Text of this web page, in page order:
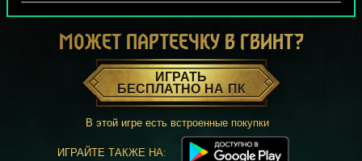
МОЖЕТ ПАРТЕЕЧКУ В ГВИНТ?
ИГРАТЬ
БЕСПЛАТНО НА ПК
В этой игре есть встроенные покупки
ИГРАЙТЕ ТАКЖЕ НА: